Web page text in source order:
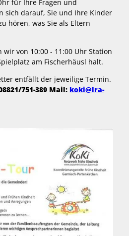
für Ihre Fragen und
sich darauf, Sie und Ihre Kinder
hören, was Sie als Eltern
wir von 10:00 - 11:00 Uhr Station
am Fischerhäusl halt.
entfällt der jeweilige Termin.
751-389 Mail: koki@lra-